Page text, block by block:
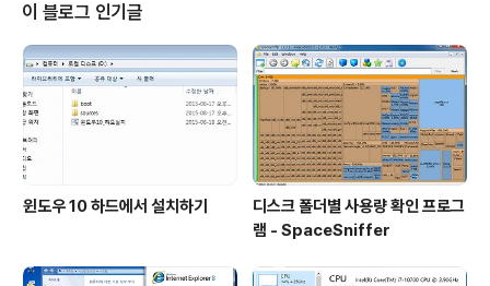
이 블로그 인기글
윈도우 10 하드에서 설치하기
디스크 폴더별 사용량 확인 프로그
램 - SpaceSniffer